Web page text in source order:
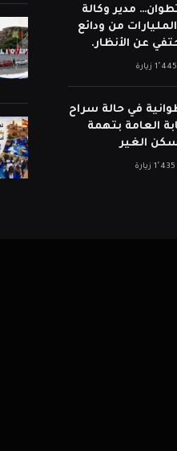
مدير وكالة
من ودائع
1٬445 زيارة
في حالة سراح
العامة بتهمة
الغير
1٬435 زيارة